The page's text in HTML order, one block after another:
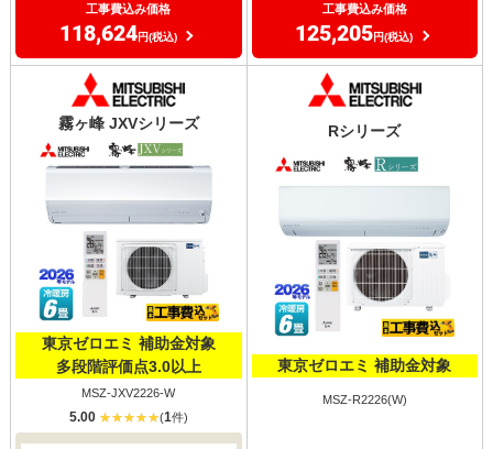
工事費込み価格
118,624円(税込)
工事費込み価格
125,205円(税込)
霧ヶ峰 JXVシリーズ
東京ゼロエミ 補助金対象
多段階評価点3.0以上
MSZ-JXV2226-W
5.00 (1件)
Rシリーズ
東京ゼロエミ 補助金対象
MSZ-R2226(W)